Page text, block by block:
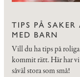
TIPS PÅ
MED BARN
Vill du ha tips på
kommit rätt. Här har vi
såväl stora som små!